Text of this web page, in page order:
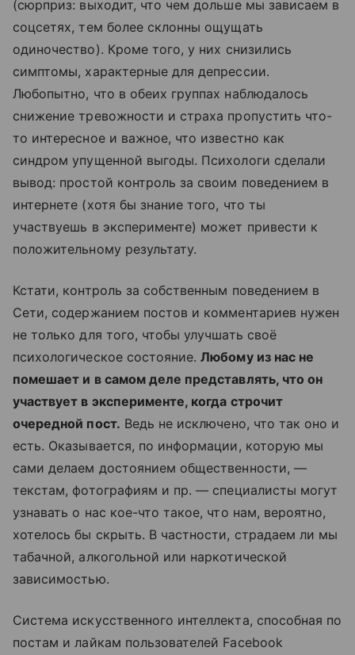
(сюрприз: выходит, что чем дольше мы зависаем в
соцсетях, тем более склонны ощущать
одиночество). Кроме того, у них снизились
симптомы, характерные для депрессии.
Любопытно, что в обеих группах наблюдалось
снижение тревожности и страха пропустить что-
то интересное и важное, что известно как
синдром упущенной выгоды. Психологи сделали
вывод: простой контроль за своим поведением в
интернете (хотя бы знание того, что ты
участвуешь в эксперименте) может привести к
положительному результату.
Кстати, контроль за собственным поведением в
Сети, содержанием постов и комментариев нужен
не только для того, чтобы улучшать своё
психологическое состояние.Любому из нас не
помешает и в самом деле представлять, что он
участвует в эксперименте, когда строчит
очередной пост. Ведь не исключено, что так оно и
есть. Оказывается, по информации, которую мы
сами делаем достоянием общественности, —
текстам, фотографиям и пр. — специалисты могут
узнавать о нас кое-что такое, что нам, вероятно,
хотелось бы скрыть. В частности, страдаем ли мы
табачной, алкогольной или наркотической
зависимостью.
Система искусственного интеллекта, способная по
постам и лайкам пользователей Facebook